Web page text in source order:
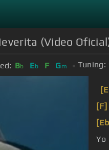
(Video
Bb Eb F Gm Tuning:
[F]